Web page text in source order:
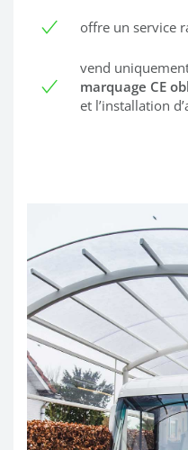
offre un service
vend
marquage CE
et l’installation